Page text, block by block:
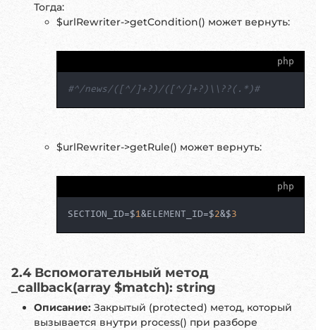
Тогда:
$urlRewriter->getCondition() может вернуть:
php
#^/news/([^/]+?)/([^/]+?)\\??(.*)#
$urlRewriter->getRule() может вернуть:
php
SECTION_ID=$1&ELEMENT_ID=$2&$3
2.4 Вспомогательный метод
_callback(array $match): string
Описание: Закрытый (protected) метод, который
вызывается внутри process() при разборе